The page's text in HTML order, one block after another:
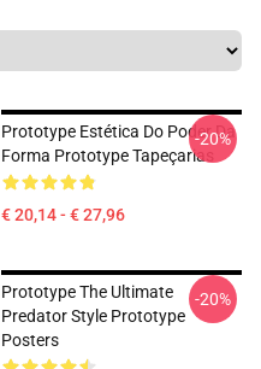
Prototype Estética Do Poder Da
Forma Prototype Tapeçarias
€ 20,14 - € 27,96
-20%
Prototype The Ultimate
Predator Style Prototype
Posters
-20%